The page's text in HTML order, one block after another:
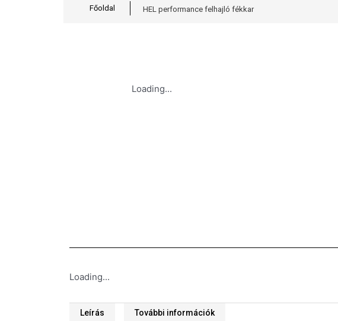
Főoldal HEL performance felhajló fékkar
Loading...
Loading...
Leírás További információk